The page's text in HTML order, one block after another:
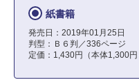
紙書籍
発売日：2019年01月25日
判型：Ｂ６判／336ページ
定価：1,430円（本体1,300円